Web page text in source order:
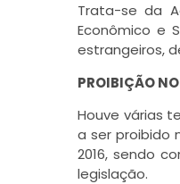
Trata-se da
Econômico e
estrangeiros,
PROIBIÇÃO
Houve várias
a ser proibido
2016, sendo
legislação.